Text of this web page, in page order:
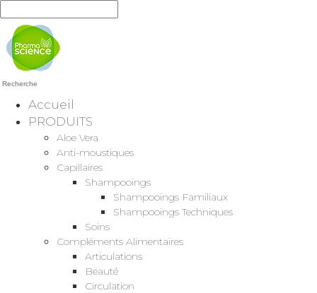
Recherche
Accueil
PRODUITS
Aloe Vera
Anti-moustiques
Capillaires
Shampooings
Shampooings Familiaux
Shampooings Techniques
Soins
Compléments Alimentaires
Articulations
Beauté
Circulation